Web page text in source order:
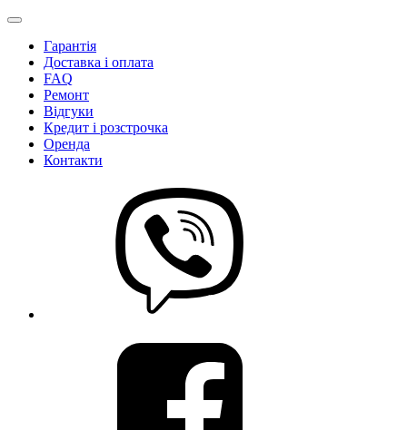
Гарантія
Доставка і оплата
FAQ
Ремонт
Відгуки
Кредит і розстрочка
Оренда
Контакти